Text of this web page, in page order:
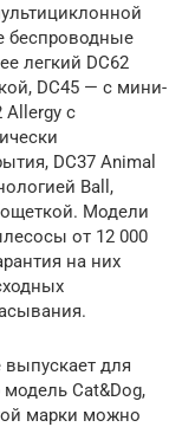
беспроводные
легкий DC62
DС45 — с мини-
Allergy с
DC37 Animal
Ball,
Модели
от 12 000
на них
для
Cat&Dog,
марки можно